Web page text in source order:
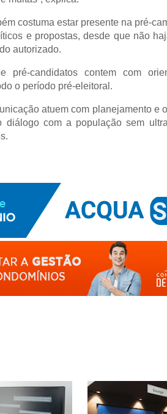
costuma estar presente na pré-
e propostas, desde que não
autorizado.
pré-candidatos contem com
o período pré-eleitoral.
atuem com planejamento e
diálogo com a população sem